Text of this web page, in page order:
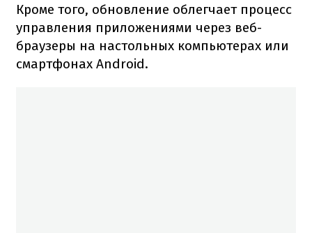
Кроме того, обновление облегчает процесс
управления приложениями через веб-
браузеры на настольных компьютерах или
смартфонах Android.